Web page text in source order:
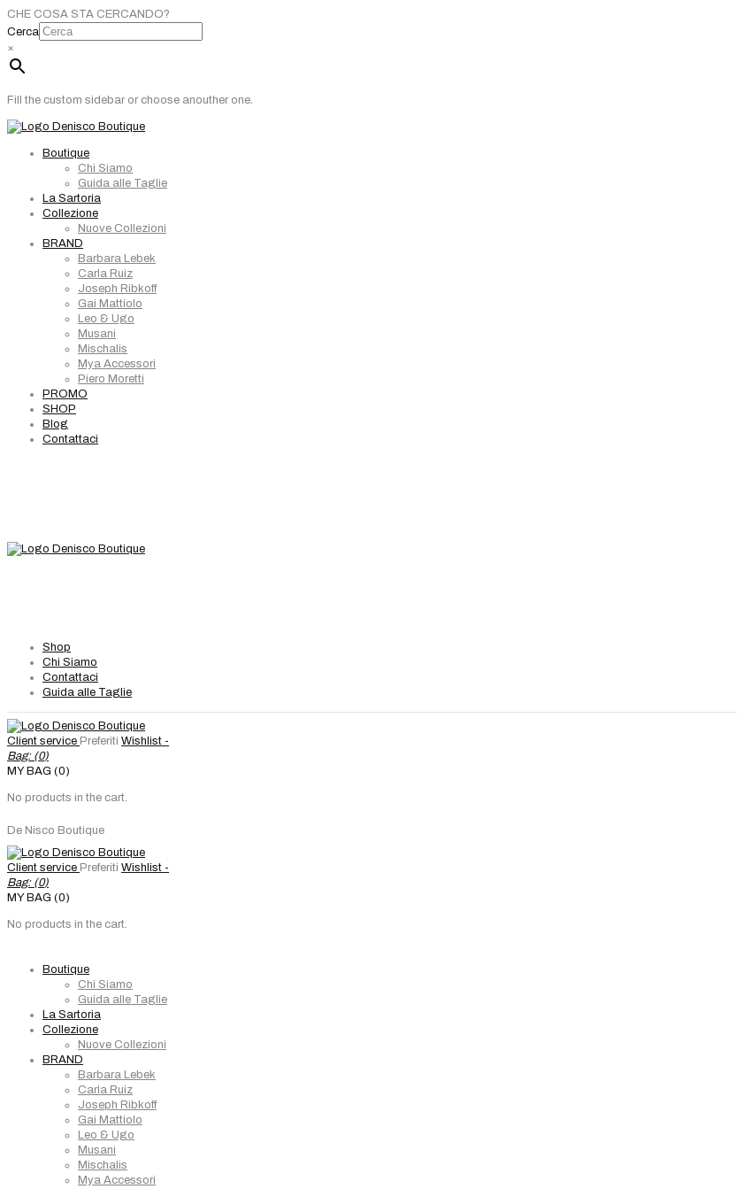
CHE COSA STA CERCANDO?
Cerca
×
Fill the custom sidebar or choose anouther one.
Boutique
Chi Siamo
Guida alle Taglie
La Sartoria
Collezione
Nuove Collezioni
BRAND
Barbara Lebek
Carla Ruiz
Joseph Ribkoff
Gai Mattiolo
Leo & Ugo
Musani
Mischalis
Mya Accessori
Piero Moretti
PROMO
SHOP
Blog
Contattaci
Shop
Chi Siamo
Contattaci
Guida alle Taglie
Client service Preferiti Wishlist -
Bag: (0)
MY BAG (0)
No products in the cart.
De Nisco Boutique
Client service Preferiti Wishlist -
Bag: (0)
MY BAG (0)
No products in the cart.
Boutique
Chi Siamo
Guida alle Taglie
La Sartoria
Collezione
Nuove Collezioni
BRAND
Barbara Lebek
Carla Ruiz
Joseph Ribkoff
Gai Mattiolo
Leo & Ugo
Musani
Mischalis
Mya Accessori